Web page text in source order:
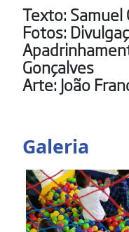
Texto: Samuel
Fotos:
Gonçalves
Arte: João
Galeria